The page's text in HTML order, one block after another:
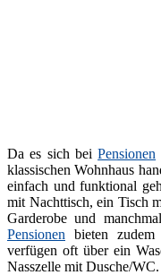
Da es sich beiPensionen
klassischen Wohnhaus
einfach und funktional
mit Nachttisch, ein Tisch
Garderobe und
Pensionen bieten
verfügen oft über ein
Nasszelle mit Dusche/WC.